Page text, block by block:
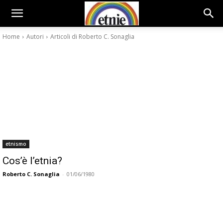
Home Autori Articoli di Roberto C. Sonaglia
etnismo
Cos’è l’etnia?
Roberto C. Sonaglia - 01/06/1980